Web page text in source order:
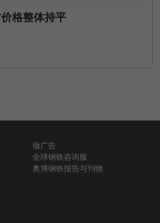
格整体持平
做广告
全球钢铁咨询服
奥博钢铁报告与刊物